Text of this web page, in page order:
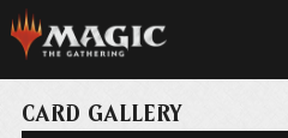
CARD GALLERY